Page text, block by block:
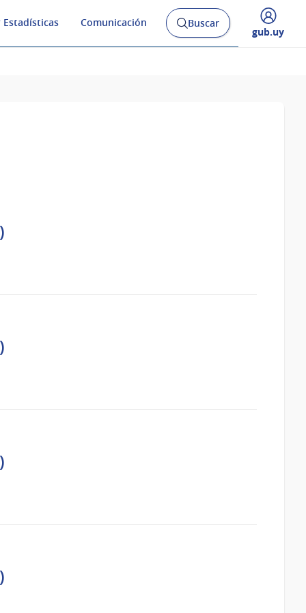
Estadísticas Comunicación
Abrir
buscador
Buscar
Desplegar
gub.uy